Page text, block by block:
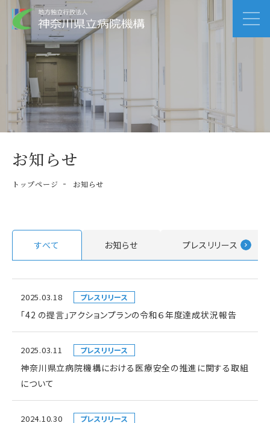
お知らせ
トップページ お知らせ
すべて お知らせ プレスリリース
2025.03.18 プレスリリース
「42 の提言」アクションプランの令和６年度達成状況報告
2025.03.11 プレスリリース
神奈川県立病院機構における医療安全の推進に関する取組
について
2024.10.30 プレスリリース